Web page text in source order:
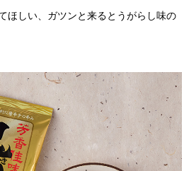
ほしい、ガツンと来るとうがらし味の